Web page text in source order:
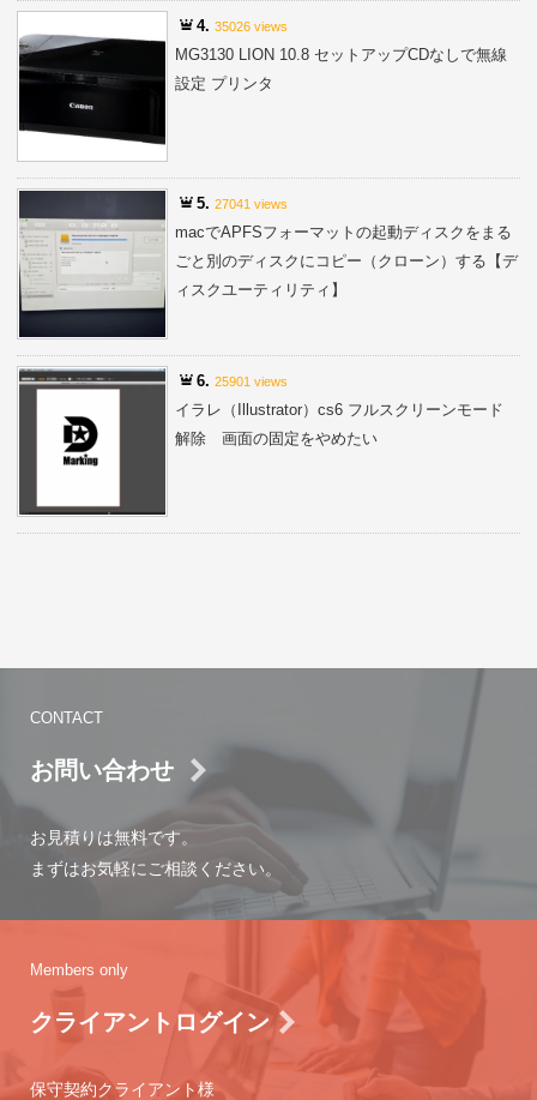
4.35026 views
MG3130 LION 10.8 セットアップCDなしで無線
設定 プリンタ
5.27041 views
macでAPFSフォーマットの起動ディスクをまる
ごと別のディスクにコピー（クローン）する【デ
ィスクユーティリティ】
6.25901 views
イラレ（Illustrator）cs6 フルスクリーンモード
解除 画面の固定をやめたい
CONTACT
お問い合わせ
お見積りは無料です。
まずはお気軽にご相談ください。
Members only
クライアントログイン
保守契約クライアント様